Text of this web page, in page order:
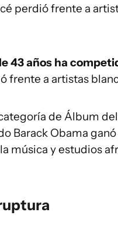
perdió frente a
43 años ha
frente a artistas
de Álbum
Barack Obama
música y estudios